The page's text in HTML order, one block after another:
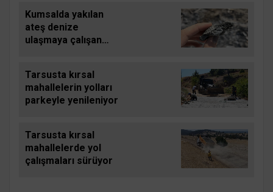
Kumsalda yakılan
ateş denize
ulaşmaya çalışan
Tarsusta kırsal
mahallelerin yolları
parkeyle yenileniyor
Tarsusta kırsal
mahallelerde yol
çalışmaları sürüyor